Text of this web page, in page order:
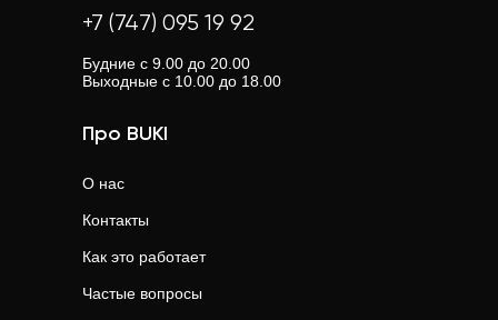
+7 (747) 095 19 92
Будние с 9.00 до 20.00
Выходные с 10.00 до 18.00
Про BUKI
О нас
Контакты
Как это работает
Частые вопросы